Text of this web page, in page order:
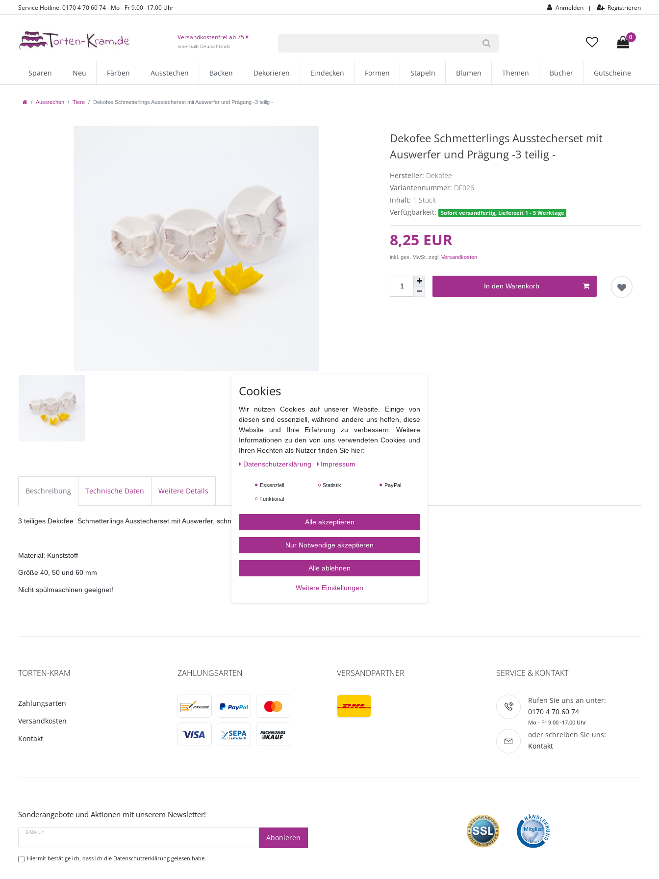
Service Hotline: 0170 4 70 60 74 - Mo - Fr 9.00 -17.00 Uhr Anmelden | Registrieren
Versandkostenfrei ab 75 €
innerhalb Deutschlands
0
Sparen Neu Färben Ausstechen Backen Dekorieren Eindecken Formen Stapeln Blumen Themen Bücher Gutscheine
Ausstechen Tiere Dekofee Schmetterlings Ausstecherset mit Auswerfer und Prägung -3 teilig -
Dekofee Schmetterlings Ausstecherset mit
Auswerfer und Prägung -3 teilig -
Hersteller: Dekofee
Variantennummer: DF026
Inhalt: 1 Stück
Verfügbarkeit:
Sofort versandfertig, Lieferzeit 1 - 5 Werktage
8,25 EUR
inkl. ges. MwSt. zzgl.Versandkosten
In den Warenkorb
Beschreibung Technische Daten Weitere Details
3 teiliges Dekofee Schmetterlings Ausstecherset mit Auswerfer, schneller und einfacher geht's nicht !
Material: Kunststoff
Größe 40, 50 und 60 mm
Nicht spülmaschinen geeignet!
TORTEN-KRAM
Zahlungsarten
Versandkosten
Kontakt
ZAHLUNGSARTEN VERSANDPARTNER SERVICE & KONTAKT
Rufen Sie uns an unter:
0170 4 70 60 74
Mo - Fr 9.00 -17.00 Uhr
oder schreiben Sie uns:
Kontakt
Sonderangebote und Aktionen mit unserem Newsletter!
E-MAIL *
Abonieren
Hiermit bestätige ich, dass ich die Datenschutzerklärunggelesen habe.
Cookies
Wir nutzen Cookies auf unserer Website. Einige von
diesen sind essenziell, während andere uns helfen, diese
Website und Ihre Erfahrung zu verbessern. Weitere
Informationen zu den von uns verwendeten Cookies und
Ihren Rechten als Nutzer finden Sie hier:
Daten­schutz­erklärung
Impressum
Essenziell Statistik PayPal
Funktional
Alle akzeptieren
Nur Notwendige akzeptieren
Alle ablehnen
Weitere Einstellungen